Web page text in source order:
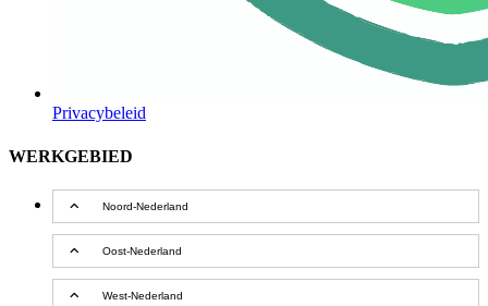
Privacybeleid
WERKGEBIED
Noord-Nederland
Oost-Nederland
West-Nederland